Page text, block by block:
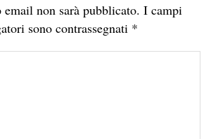
non sarà pubblicato. I campi
sono contrassegnati *